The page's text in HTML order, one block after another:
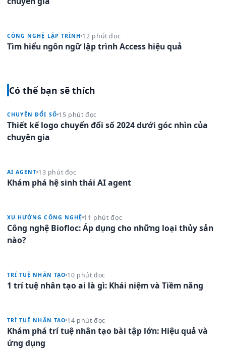
CÔNG NGHỆ LẬP TRÌNH 12 phút đọc
Tìm hiểu ngôn ngữ lập trình Access hiệu quả
Có thể bạn sẽ thích
CHUYỂN ĐỔI SỐ 15 phút đọc
Thiết kế logo chuyển đổi số 2024 dưới góc nhìn của
chuyên gia
AI AGENT 13 phút đọc
Khám phá hệ sinh thái AI agent
XU HƯỚNG CÔNG NGHỆ 11 phút đọc
Công nghệ Biofloc: Áp dụng cho những loại thủy sản
nào?
TRÍ TUỆ NHÂN TẠO 10 phút đọc
1 trí tuệ nhân tạo ai là gì: Khái niệm và Tiềm năng
TRÍ TUỆ NHÂN TẠO 14 phút đọc
Khám phá trí tuệ nhân tạo bài tập lớn: Hiệu quả và
ứng dụng